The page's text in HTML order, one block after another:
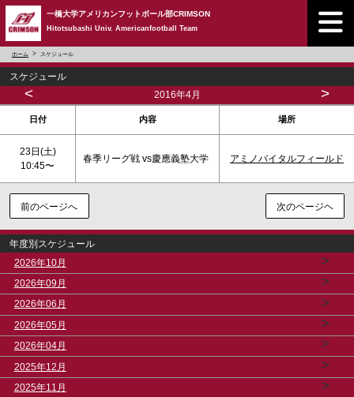
一橋大学アメリカンフットボール部CRIMSON
Hitotsubashi Univ. Americanfootball Team
ホーム スケジュール
スケジュール
< 2016年4月 >
日付 内容 場所
23日(土)
10:45〜
春季リーグ戦 vs慶應義塾大学 アミノバイタルフィールド
前のページへ 次のページヘ
年度別スケジュール
2026年10月
>
2026年09月 >
2026年06月 >
2026年05月 >
2026年04月 >
2025年12月 >
2025年11月 >